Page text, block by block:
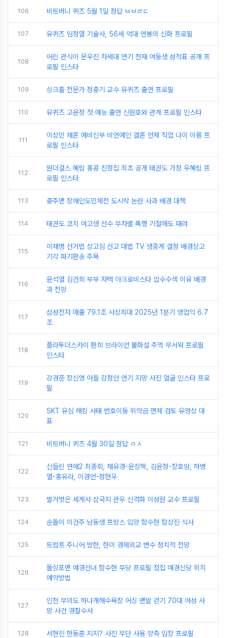
106 비트버니 퀴즈 5월 1일 정답 ㅂㅂㄹㄷ
107 유퀴즈 임정열 기술사, 56세 억대 연봉의 신화 프로필
108
어린 관식이 문우진 차세대 연기 천재 여동생 성적표 공개 프
로필 인스타
109 싱크홀 전문가 정충기 교수 유퀴즈 출연 프로필
110 유퀴즈 고윤정 첫 예능 출연 신원호와 관계 프로필 인스타
111
이상민 재혼 예비신부 비연예인 결혼 언제 직업 나이 이름 프
로필 인스타
112
원더걸스 혜림 홍콩 친정집 최초 공개 태권도 가정 우혜림 프
로필 인스타
113 충주맨 장애인도민체전 도시락 논란 사과 배경 대책
114 태권도 코치 여고생 선수 무차별 폭행 기절해도 때려
115
이재명 선거법 상고심 선고 대법 TV 생중계 결정 배경상고
기각 파기환송 주목
116
윤석열 김건희 부부 자택 아크로비스타 압수수색 이유 배경
과 전망
117
삼성전자 매출 79.1조 사상최대 2025년 1분기 영업익 6.7
조
118
플라투더스카이 환희 브라이언 불화설 주먹 무서워 프로필
인스타
119
강경준 장신영 아들 강정안 연기 지망 사진 얼굴 인스타 프로
필
120
SKT 유심 해킹 사태 번호이동 위약금 면제 검토 유영상 대
표
121 비트버니 퀴즈 4월 30일 정답 ㅇㅅ
122
신들린 연애2 최종회, 채유경-윤상혁, 김윤정-장호암, 하병
열-홍유라, 이경언-정현우
123 벌거벗은 세계사 삼국지 관우 신격화 이성원 교수 프로필
124 순돌이 이건주 남동생 프랑스 입양 함수현 함상진 식사
125 트럼프 주니어 방한, 한미 경제외교 변수 정치적 전망
126
돌싱포맨 예경선녀 함수현 무당 프로필 점집 예경신당 위치
예약방법
127
인천 무의도 하나개해수욕장 어싱 맨발 걷기 70대 여성 사
망 사건 경찰수사
128 서현진 한동훈 지지? 사진 무단 사용 양측 입장 프로필